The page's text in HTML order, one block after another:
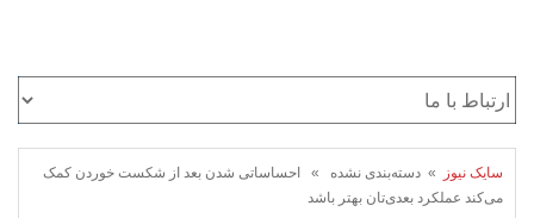
سایک نیوز
» دسته‌بندی نشده » احساساتی شدن بعد از شکست خوردن کمک
می‌کند عملکرد‌ بعدی‌تان بهتر باشد